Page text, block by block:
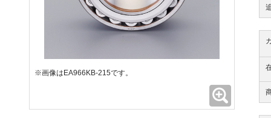
※画像はEA966KB-215です。